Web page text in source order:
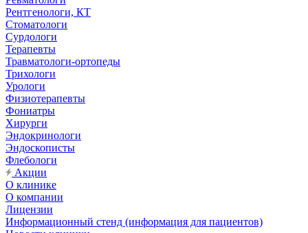
Рентгенологи, КТ
Стоматологи
Сурдологи
Терапевты
Травматологи-ортопеды
Трихологи
Урологи
Физиотерапевты
Фониатры
Хирурги
Эндокринологи
Эндоскописты
Флебологи
Акции
О клинике
О компании
Лицензии
Информационный стенд (информация для пациентов)